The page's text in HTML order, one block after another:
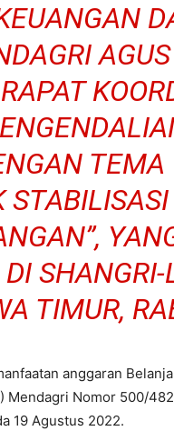
TEMA
TIMUR,
anggaran
Mendagri Nomor 500/
19 Agustus 2022.